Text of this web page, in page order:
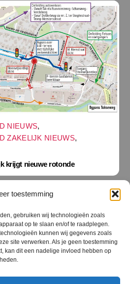
toestemming
gebruiken wij technologieën zoals
op te slaan en/of te raadplegen.
kunnen wij gegevens zoals
site verwerken. Als je geen toestemming
kan dit een nadelige invloed hebben op
NIEUWS,
ZAKELIJK NIEUWS,
krijgt nieuwe rotonde
Terug
naar
boven